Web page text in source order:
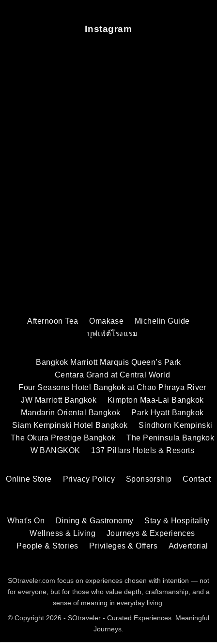
Instagram
Afternoon Tea Omakase
Michelin Guide
บุฟเฟ่ต์โรงแรม
Bangkok Marriott Marquis Queen’s Park
Centara Grand at Central World
Four Seasons Hotel Bangkok at Chao Phraya River
JW Marriott Bangkok
Kimpton Maa-Lai Bangkok
Mandarin Oriental Bangkok
Park Hyatt Bangkok
Siam Kempinski Hotel Bangkok
Sindhorn Kempinski
The Okura Prestige Bangkok
The Peninsula Bangkok
W BANGKOK
137 Pillars Hotels & Resorts
Online Store Privacy Policy Sponsorship Contact
What's On Dining & Gastronomy
Stay & Hospitality
Wellness & Living
Journeys & Experiences
People & Stories
Privileges & Offers Advertorial
SOtraveler.com focus on experiences chosen with intention — not
for everyone, but for those who value depth, craftsmanship, and a
sense of meaning in everyday living.
© Copyright 2026 - SOtraveler - Curated Experiences. Meaningful
Journeys.